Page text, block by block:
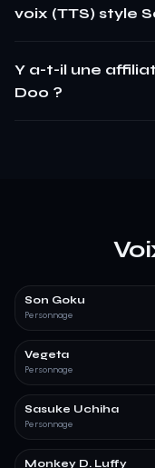
voix (TTS) style
Y a-t-il une
Doo ?
Son Goku
Personnage
Vegeta
Personnage
Sasuke Uchiha
Personnage
Monkey D. Luffy